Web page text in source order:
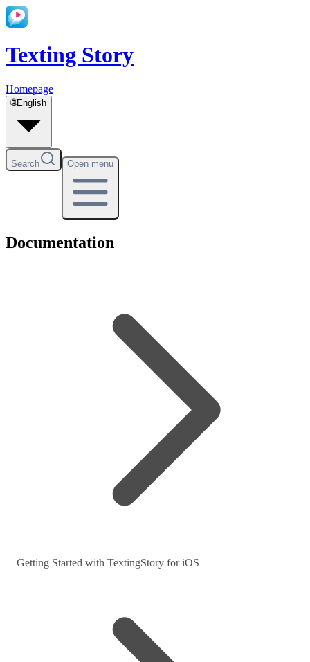
Texting Story
Homepage
🌐English
Search Open menu
Documentation
Getting Started with TextingStory for iOS